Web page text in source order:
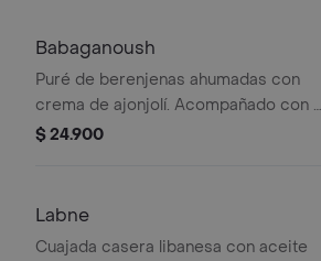
Babaganoush
Puré de berenjenas ahumadas con
crema de ajonjolí. Acompañado con 1
pan pita 200gr
$ 24.900
Labne
Cuajada casera libanesa con aceite